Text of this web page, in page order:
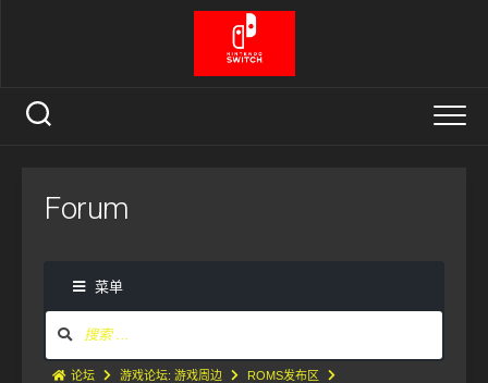
Forum
菜单
导
论 论坛 游戏论坛: 游戏周边 ROMS发布区